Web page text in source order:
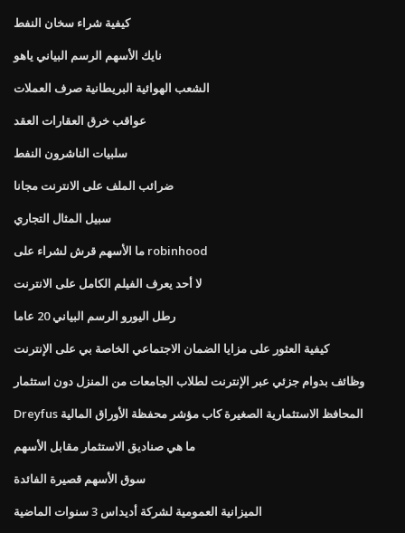
كيفية شراء سخان النفط
نايك الأسهم الرسم البياني ياهو
الشعب الهوائية البريطانية صرف العملات
عواقب خرق العقارات العقد
سلبيات الناشرون النفط
ضرائب الملف على الانترنت مجانا
سبيل المثال التجاري
ما الأسهم قرش لشراء على robinhood
لا أحد يعرف الفيلم الكامل على الانترنت
رطل اليورو الرسم البياني 20 عاما
كيفية العثور على مزايا الضمان الاجتماعي الخاصة بي على الإنترنت
وظائف بدوام جزئي عبر الإنترنت لطلاب الجامعات من المنزل دون استثمار
Dreyfus المحافظ الاستثمارية الصغيرة كاب مؤشر محفظة الأوراق المالية
ما هي صناديق الاستثمار مقابل الأسهم
سوق الأسهم قصيرة الفائدة
الميزانية العمومية لشركة أديداس 3 سنوات الماضية